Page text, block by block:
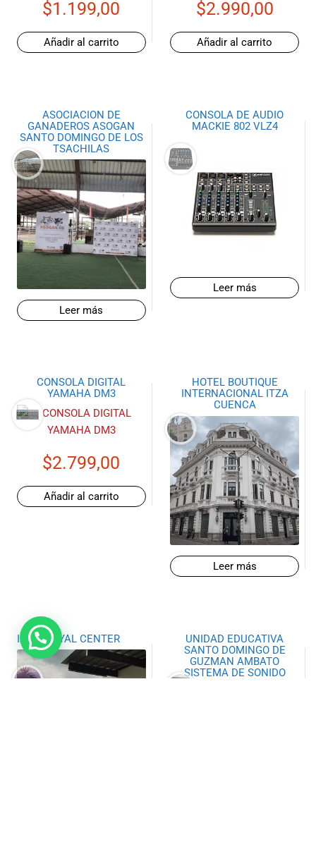
$1.199,00
Añadir al carrito
$2.990,00
Añadir al carrito
ASOCIACION DE
GANADEROS ASOGAN
SANTO DOMINGO DE LOS
TSACHILAS
Leer más
CONSOLA DE AUDIO
MACKIE 802 VLZ4
Leer más
CONSOLA DIGITAL
YAMAHA DM3
$2.799,00
Añadir al carrito
HOTEL BOUTIQUE
INTERNACIONAL ITZA
CUENCA
Leer más
IZMA ROYAL CENTER
UNIDAD EDUCATIVA
SANTO DOMINGO DE
GUZMAN AMBATO
SISTEMA DE SONIDO